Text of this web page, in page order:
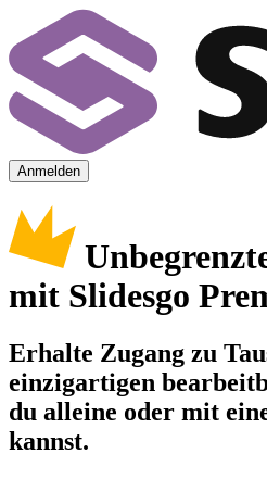
Anmelden
mit Slidesgo
Erhalte Zugang zu
einzigartigen
du alleine oder mit
kannst.